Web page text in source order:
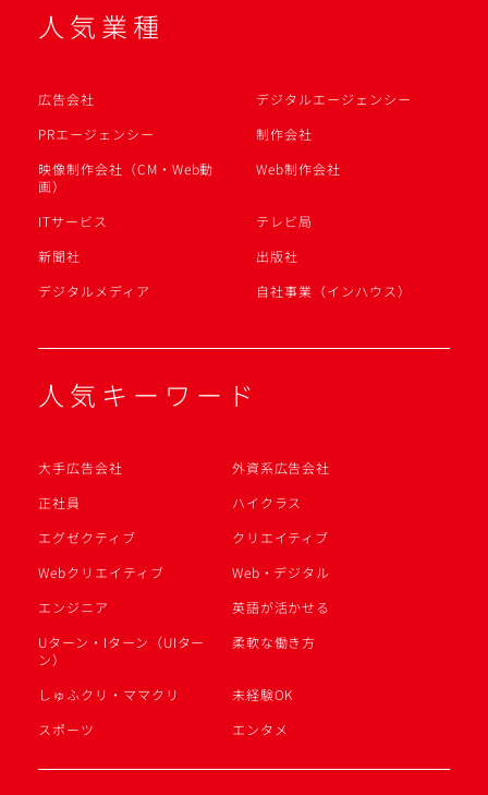
人気業種
広告会社
デジタルエージェンシー
PRエージェンシー
制作会社
映像制作会社（CM・Web動
画）
Web制作会社
ITサービス
テレビ局
新聞社
出版社
デジタルメディア
自社事業（インハウス）
人気キーワード
大手広告会社
外資系広告会社
正社員
ハイクラス
エグゼクティブ
クリエイティブ
Webクリエイティブ
Web・デジタル
エンジニア
英語が活かせる
Uターン・Iターン（UIター
ン）
柔軟な働き方
しゅふクリ・ママクリ
未経験OK
スポーツ
エンタメ